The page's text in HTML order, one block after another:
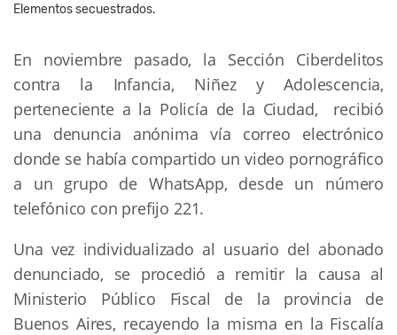
Elementos secuestrados.
En noviembre pasado, la Sección Ciberdelitos
contra la Infancia, Niñez y Adolescencia,
perteneciente a la Policía de la Ciudad, recibió
una denuncia anónima vía correo electrónico
donde se había compartido un video pornográfico
a un grupo de WhatsApp, desde un número
telefónico con prefijo 221.
Una vez individualizado al usuario del abonado
denunciado, se procedió a remitir la causa al
Ministerio Público Fiscal de la provincia de
Buenos Aires, recayendo la misma en la Fiscalía